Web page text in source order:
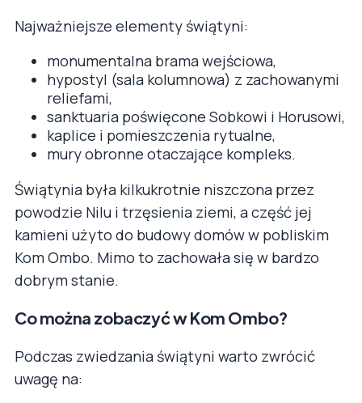
Najważniejsze elementy świątyni:
monumentalna brama wejściowa,
hypostyl (sala kolumnowa) z zachowanymi
reliefami,
sanktuaria poświęcone Sobkowi i Horusowi,
kaplice i pomieszczenia rytualne,
mury obronne otaczające kompleks.
Świątynia była kilkukrotnie niszczona przez
powodzie Nilu i trzęsienia ziemi, a część jej
kamieni użyto do budowy domów w pobliskim
Kom Ombo. Mimo to zachowała się w bardzo
dobrym stanie.
Co można zobaczyć w Kom Ombo?
Podczas zwiedzania świątyni warto zwrócić
uwagę na: